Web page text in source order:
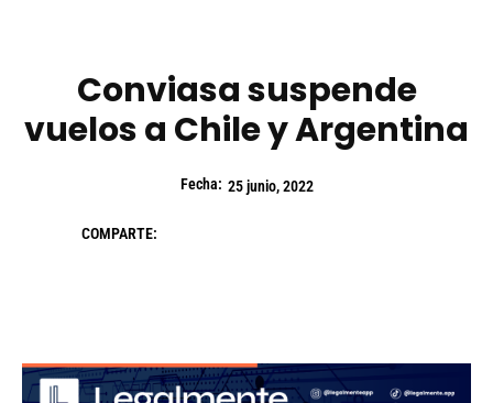
Conviasa suspende
vuelos a Chile y Argentina
Fecha: 25 junio, 2022
COMPARTE: